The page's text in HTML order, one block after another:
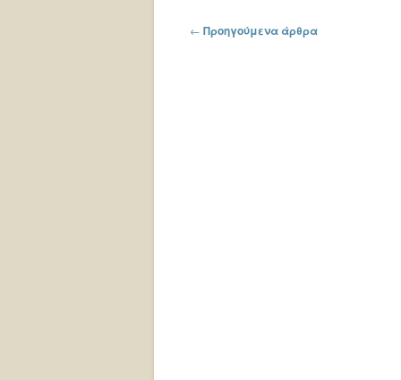
Πλοήγηση στα άρθρα
← Προηγούμενα άρθρα